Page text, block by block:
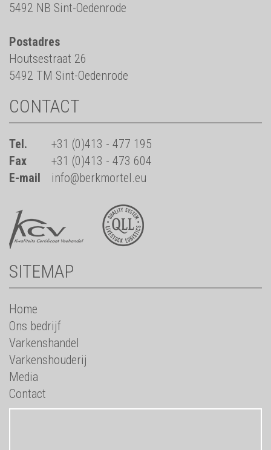
5492 NB Sint-Oedenrode
Postadres
Houtsestraat 26
5492 TM Sint-Oedenrode
CONTACT
Tel.
+31 (0)413 - 477 195
Fax
+31 (0)413 - 473 604
E-mail
info@berkmortel.eu
SITEMAP
Home
Ons bedrijf
Varkenshandel
Varkenshouderij
Media
Contact